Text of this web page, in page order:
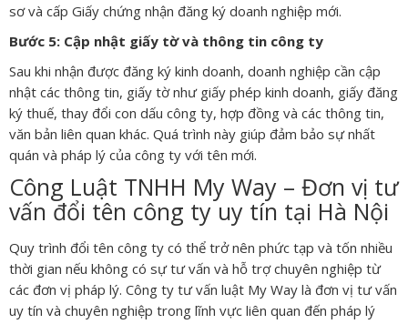
sơ và cấp Giấy chứng nhận đăng ký doanh nghiệp mới.
Bước 5: Cập nhật giấy tờ và thông tin công ty
Sau khi nhận được đăng ký kinh doanh, doanh nghiệp cần cập
nhật các thông tin, giấy tờ như giấy phép kinh doanh, giấy đăng
ký thuế, thay đổi con dấu công ty, hợp đồng và các thông tin,
văn bản liên quan khác. Quá trình này giúp đảm bảo sự nhất
quán và pháp lý của công ty với tên mới.
Công Luật TNHH My Way – Đơn vị tư
vấn đổi tên công ty uy tín tại Hà Nội
Quy trình đổi tên công ty có thể trở nên phức tạp và tốn nhiều
thời gian nếu không có sự tư vấn và hỗ trợ chuyên nghiệp từ
các đơn vị pháp lý. Công ty tư vấn luật My Way là đơn vị tư vấn
uy tín và chuyên nghiệp trong lĩnh vực liên quan đến pháp lý